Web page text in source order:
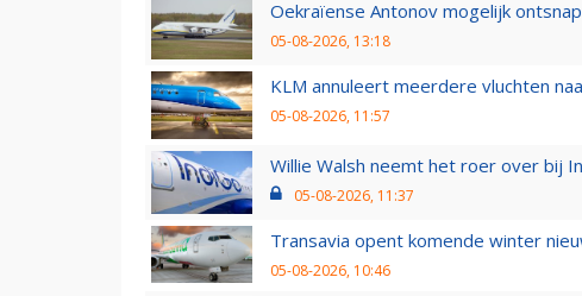
Oekraïense Antonov mogelijk
05-08-2026, 13:18
KLM annuleert meerdere vluchten
05-08-2026, 11:57
Willie Walsh neemt het roer over bij
05-08-2026, 11:37
Transavia opent komende winter
05-08-2026, 10:46